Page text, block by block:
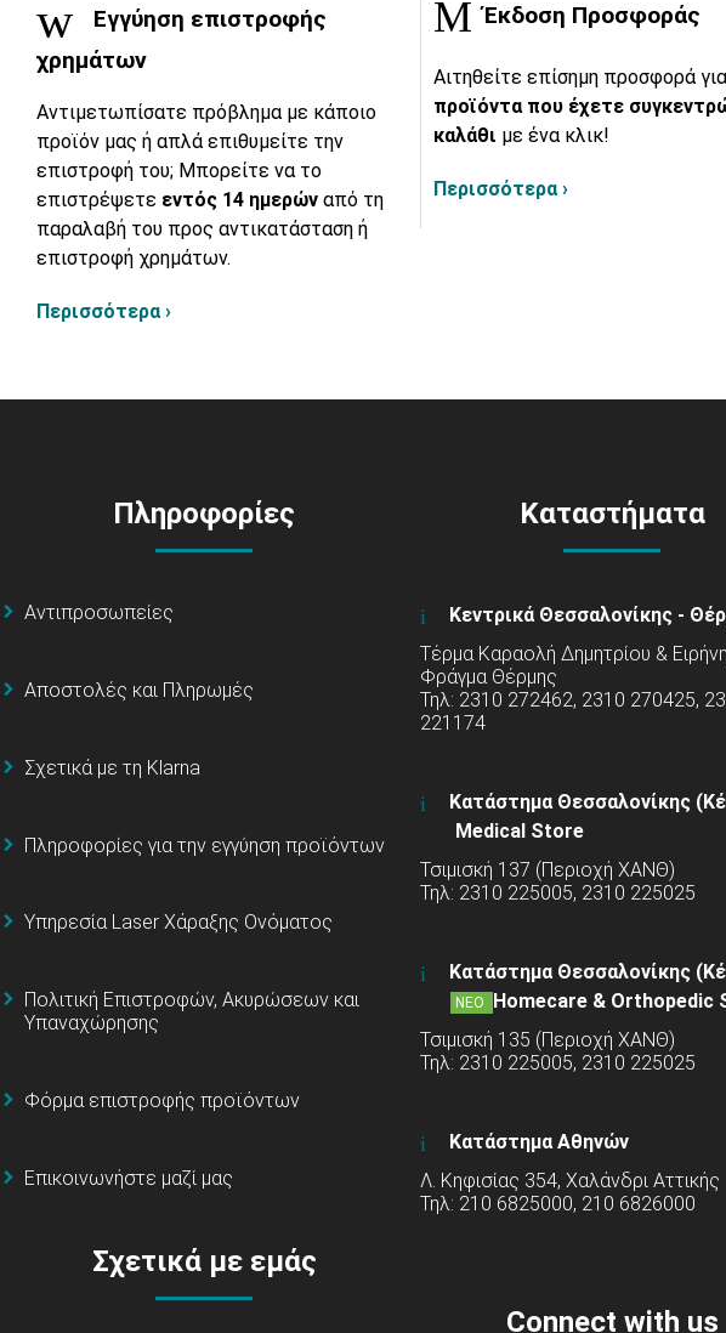
Εγγύηση επιστροφής
χρημάτων
Αντιμετωπίσατε πρόβλημα με κάποιο
προϊόν μας ή απλά επιθυμείτε την
επιστροφή του; Μπορείτε να το
επιστρέψετε εντός 14 ημερών από τη
παραλαβή του προς αντικατάσταση ή
επιστροφή χρημάτων.
Περισσότερα ›
Έκδοση Προσφοράς
Αιτηθείτε επίσημη προσφορά
προϊόντα που έχετε
καλάθι με ένα κλικ!
Περισσότερα ›
Πληροφορίες
Αντιπροσωπείες
Αποστολές και Πληρωμές
Σχετικά με τη Klarna
Πληροφορίες για την εγγύηση προϊόντων
Υπηρεσία Laser Χάραξης Ονόματος
Πολιτική Επιστροφών, Ακυρώσεων και
Υπαναχώρησης
Φόρμα επιστροφής προϊόντων
Επικοινωνήστε μαζί μας
Σχετικά με εμάς
Καταστήματα
Κεντρικά Θεσσαλονίκης -
Τέρμα Καραολή Δημητρίου &
Φράγμα Θέρμης
Τηλ: 2310 272462, 2310 270425,
221174
Κατάστημα Θεσσαλονίκης
Medical Store
Τσιμισκή 137 (Περιοχή ΧΑΝΘ)
Τηλ: 2310 225005, 2310 225025
Κατάστημα Θεσσαλονίκης
ΝΕΟ
Homecare & Orthopedic
Τσιμισκή 135 (Περιοχή ΧΑΝΘ)
Τηλ: 2310 225005, 2310 225025
Κατάστημα Αθηνών
Λ. Κηφισίας 354, Χαλάνδρι Αττικής
Τηλ: 210 6825000, 210 6826000
Connect with us